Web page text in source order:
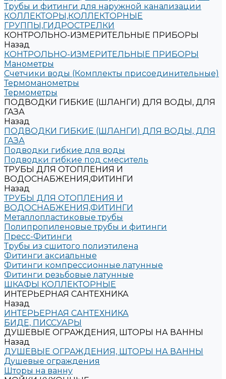
Трубы и фитинги для наружной канализации
КОЛЛЕКТОРЫ,КОЛЛЕКТОРНЫЕ
ГРУППЫ,ГИДРОСТРЕЛКИ
КОНТРОЛЬНО-ИЗМЕРИТЕЛЬНЫЕ ПРИБОРЫ
Назад
КОНТРОЛЬНО-ИЗМЕРИТЕЛЬНЫЕ ПРИБОРЫ
Манометры
Счетчики воды (Комплекты присоединительные)
Термоманометры
Термометры
ПОДВОДКИ ГИБКИЕ (ШЛАНГИ) ДЛЯ ВОДЫ, ДЛЯ
ГАЗА
Назад
ПОДВОДКИ ГИБКИЕ (ШЛАНГИ) ДЛЯ ВОДЫ, ДЛЯ
ГАЗА
Подводки гибкие для воды
Подводки гибкие под смеситель
ТРУБЫ ДЛЯ ОТОПЛЕНИЯ И
ВОДОСНАБЖЕНИЯ,ФИТИНГИ
Назад
ТРУБЫ ДЛЯ ОТОПЛЕНИЯ И
ВОДОСНАБЖЕНИЯ,ФИТИНГИ
Металлопластиковые трубы
Полипропиленовые трубы и фитинги
Пресс-Фитинги
Трубы из сшитого полиэтилена
Фитинги аксиальные
Фитинги компрессионные латунные
Фитинги резьбовые латунные
ШКАФЫ КОЛЛЕКТОРНЫЕ
ИНТЕРЬЕРНАЯ САНТЕХНИКА
Назад
ИНТЕРЬЕРНАЯ САНТЕХНИКА
БИДЕ, ПИССУАРЫ
ДУШЕВЫЕ ОГРАЖДЕНИЯ, ШТОРЫ НА ВАННЫ
Назад
ДУШЕВЫЕ ОГРАЖДЕНИЯ, ШТОРЫ НА ВАННЫ
Душевые ограждения
Шторы на ванну